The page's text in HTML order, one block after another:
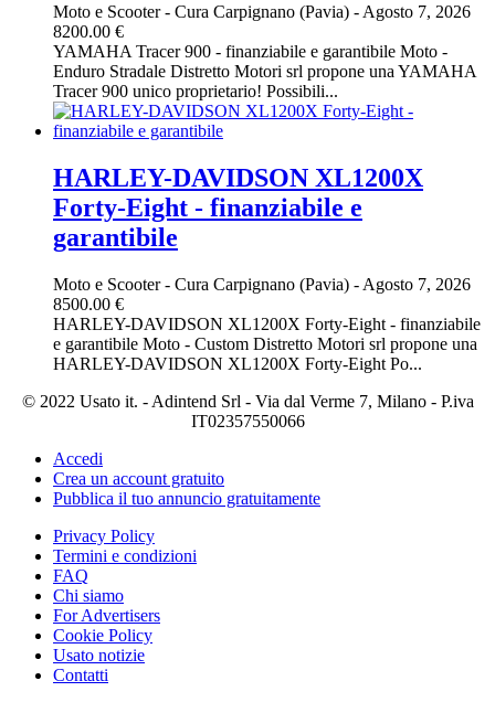
Moto e Scooter- Cura Carpignano (Pavia) - Agosto 7, 2026
8200.00 €
YAMAHA Tracer 900 - finanziabile e garantibile Moto -
Enduro Stradale Distretto Motori srl propone una YAMAHA
Tracer 900 unico proprietario! Possibili...
HARLEY-DAVIDSON XL1200X
Forty-Eight - finanziabile e
garantibile
Moto e Scooter- Cura Carpignano (Pavia) - Agosto 7, 2026
8500.00 €
HARLEY-DAVIDSON XL1200X Forty-Eight - finanziabile
e garantibile Moto - Custom Distretto Motori srl propone una
HARLEY-DAVIDSON XL1200X Forty-Eight Po...
© 2022 Usato it. - Adintend Srl - Via dal Verme 7, Milano - P.iva
IT02357550066
Accedi
Crea un account gratuito
Pubblica il tuo annuncio gratuitamente
Privacy Policy
Termini e condizioni
FAQ
Chi siamo
For Advertisers
Cookie Policy
Usato notizie
Contatti